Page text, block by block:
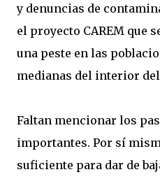
y denuncias de
el proyecto CAREM que
una peste en las
medianas del interior
Faltan mencionar los
importantes. Por sí
suficiente para dar de